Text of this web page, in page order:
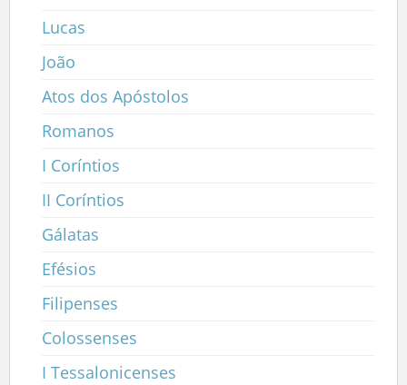
Lucas
João
Atos dos Apóstolos
Romanos
I Coríntios
II Coríntios
Gálatas
Efésios
Filipenses
Colossenses
I Tessalonicenses